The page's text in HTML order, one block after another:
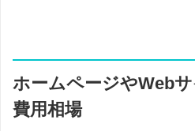
ホームページやWeb
費用相場